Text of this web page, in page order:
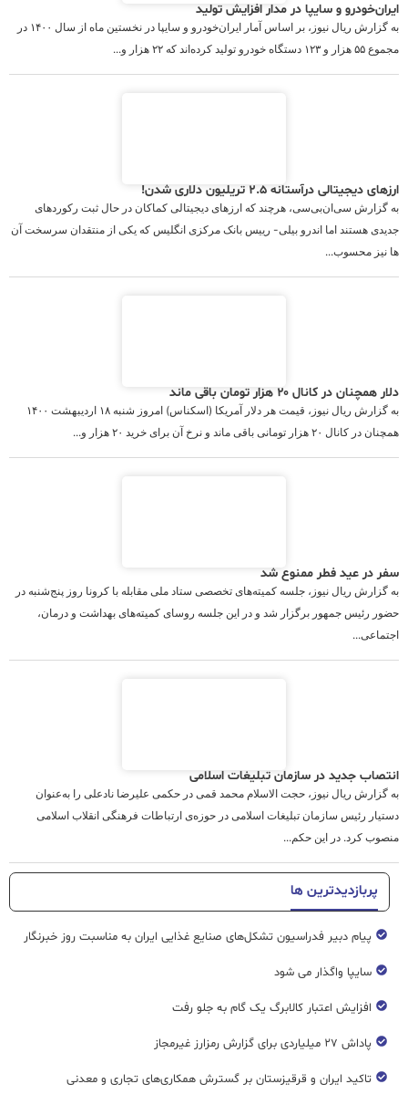
ایران‌خودرو و سایپا در مدار افزایش تولید
به گزارش ریال نیوز، بر اساس آمار ایران‌خودرو و سایپا در نخستین ماه از سال ۱۴۰۰ در
مجموع ۵۵ هزار و ۱۲۳ دستگاه خودرو تولید کرده‌اند که ۲۲ هزار و...
ارزهای دیجیتالی درآستانه ۲.۵ تریلیون دلاری شدن!
به گزارش سی‌ان‌بی‌سی، هرچند که ارزهای دیجیتالی کماکان در حال ثبت رکوردهای
جدیدی هستند اما اندرو بیلی- رییس بانک مرکزی انگلیس که یکی از منتقدان سرسخت آن
ها نیز محسوب...
دلار همچنان در کانال ۲۰ هزار تومان باقی ماند
به گزارش ریال نیوز، قیمت هر دلار آمریکا (اسکناس) امروز شنبه ۱۸ اردیبهشت ۱۴۰۰
همچنان در کانال ۲۰ هزار تومانی باقی ماند و نرخ آن برای خرید ۲۰ هزار و...
سفر در عید فطر ممنوع شد
به گزارش ریال نیوز، جلسه کمیته‌های تخصصی ستاد ملی مقابله با کرونا روز پنج‌شنبه در
حضور رئیس جمهور برگزار شد و در این جلسه روسای کمیته‌های بهداشت و درمان،
اجتماعی...
انتصاب جدید در سازمان تبلیغات اسلامی
به گزارش ریال نیوز، حجت الاسلام محمد قمی در حکمی علیرضا نادعلی را به‌عنوان
دستیار رئیس سازمان تبلیغات اسلامی در حوزه‌ی ارتباطات فرهنگی انقلاب اسلامی
منصوب کرد. در این حکم...
پربازدیدترین ها
پیام دبیر فدراسیون تشکل‌های صنایع غذایی ایران به مناسبت روز خبرنگار
سایپا واگذار می شود
افزایش اعتبار کالابرگ یک گام به جلو رفت
پاداش ۲۷ میلیاردی برای گزارش رمزارز غیرمجاز
تاکید ایران و قرقیزستان بر گسترش همکاری‌های تجاری و معدنی